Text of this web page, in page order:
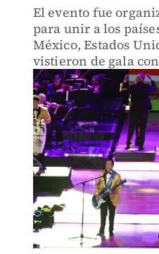
El evento fue
para unir a los
México, Estados
vistieron de gala
primer nivel que
por el arranque de
este año.